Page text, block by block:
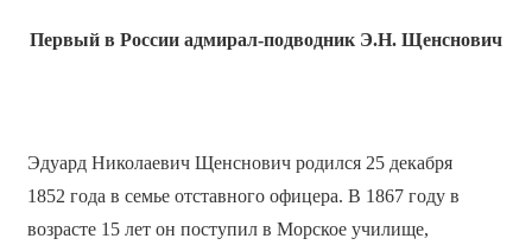
Первый в России адмирал-подводник Э.Н. Щенснович
Эдуард Николаевич Щенснович родился 25 декабря
1852 года в семье отставного офицера. В 1867 году в
возрасте 15 лет он поступил в Морское училище,